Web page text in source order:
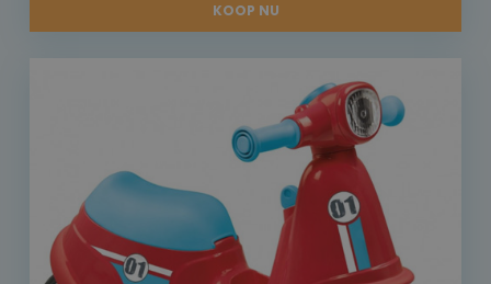
KOOP NU